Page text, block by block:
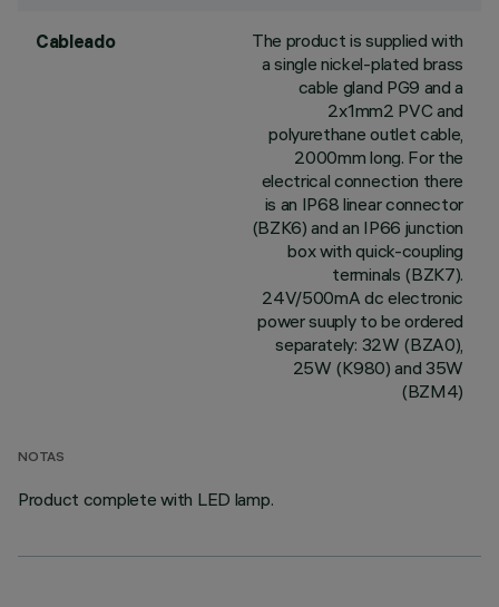
Cableado
The product is supplied with
a single nickel-plated brass
cable gland PG9 and a
2x1mm2 PVC and
polyurethane outlet cable,
2000mm long. For the
electrical connection there
is an IP68 linear connector
(BZK6) and an IP66 junction
box with quick-coupling
terminals (BZK7).
24V/500mA dc electronic
power suuply to be ordered
separately: 32W (BZA0),
25W (K980) and 35W
(BZM4)
NOTAS
Product complete with LED lamp.